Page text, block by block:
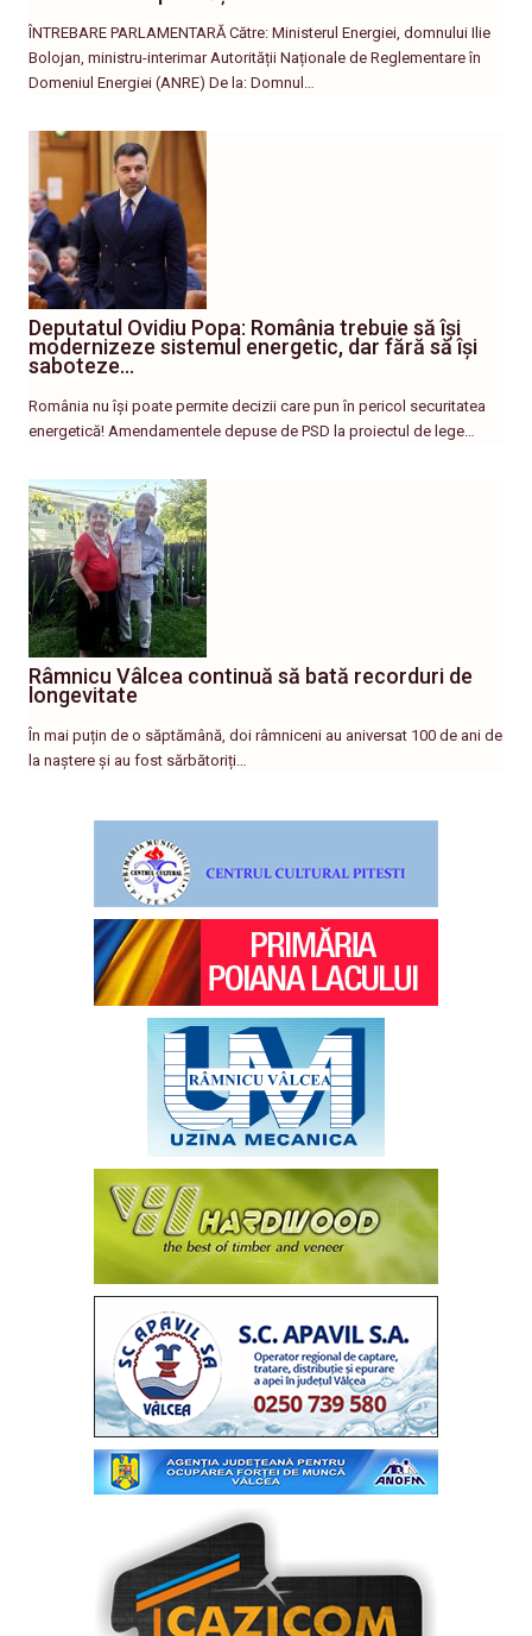
ÎNTREBARE PARLAMENTARĂ Către: Ministerul Energiei, domnului Ilie
Bolojan, ministru-interimar Autorității Naționale de Reglementare în
Domeniul Energiei (ANRE) De la: Domnul…
Deputatul Ovidiu Popa: România trebuie să își
modernizeze sistemul energetic, dar fără să își
saboteze…
România nu își poate permite decizii care pun în pericol securitatea
energetică! Amendamentele depuse de PSD la proiectul de lege…
Râmnicu Vâlcea continuă să bată recorduri de
longevitate
În mai puțin de o săptămână, doi râmniceni au aniversat 100 de ani de
la naștere și au fost sărbătoriți…